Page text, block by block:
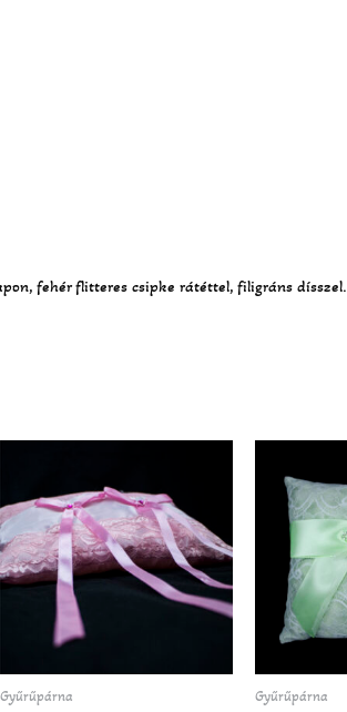
fehér flitteres csipke rátéttel, filigráns dísszel.
Gyűrűpárna Gyűrűpárna